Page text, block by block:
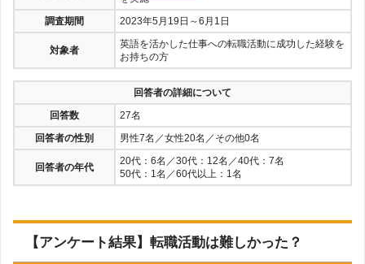
調査期間
2023年5月19日～6月1日
対象者
英語を活かした仕事への転職活動に成功した経験を
お持ちの方
回答者の詳細について
回答数
27名
回答者の性別
男性7名／女性20名／その他0名
回答者の年代
20代：6名／30代：12名／40代：7名
50代：1名／60代以上：1名
【アンケート結果】転職活動は難しかった？